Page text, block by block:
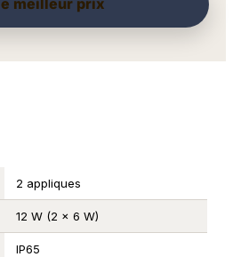
meilleur prix
2 appliques
12 W (2 x 6 W)
IP65